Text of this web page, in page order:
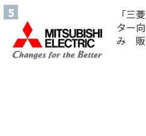
「三
ター
み 販